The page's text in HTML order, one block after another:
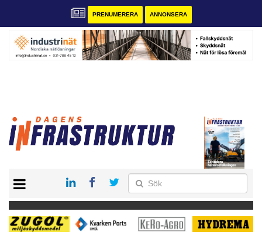
PRENUMERERA ANNONSERA
KONTAKT
VÅRA ANDRA MAGASIN